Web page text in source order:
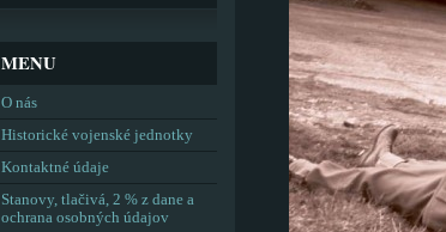
MENU
O nás
Historické vojenské jednotky
Kontaktné údaje
Stanovy, tlačivá, 2 % z dane a
ochrana osobných údajov